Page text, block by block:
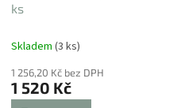
ks
Skladem (3 ks)
1 256,20 Kč bez DPH
1 520 Kč